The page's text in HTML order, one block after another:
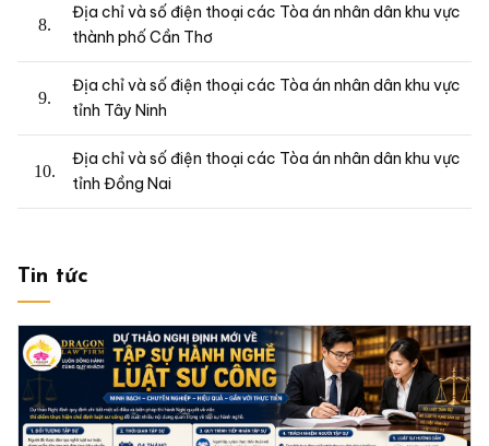
Địa chỉ và số điện thoại các Tòa án nhân dân khu vực
thành phố Cần Thơ
Địa chỉ và số điện thoại các Tòa án nhân dân khu vực
tỉnh Tây Ninh
Địa chỉ và số điện thoại các Tòa án nhân dân khu vực
tỉnh Đồng Nai
Tin tức